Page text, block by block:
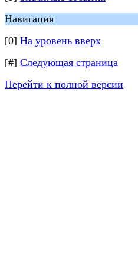
Навигация
[0] На уровень вверх
[#] Следующая страница
Перейти к полной версии